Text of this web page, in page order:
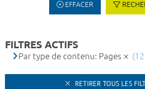
EFFACER
FILTRES ACTIFS
Par type de contenu: Pages
RETIRER TOUS LES